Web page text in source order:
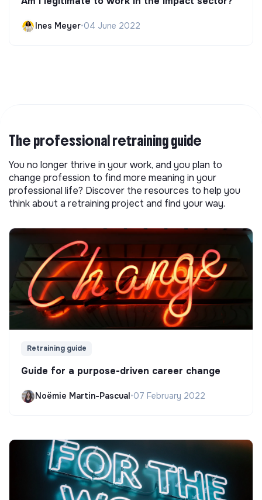
Ines Meyer•04 June 2022
The professional retraining guide
You no longer thrive in your work, and you plan to
change profession to find more meaning in your
professional life? Discover the resources to help you
think about a retraining project and find your way.
Retraining guide
Guide for a purpose-driven career change
Noëmie Martin-Pascual•07 February 2022